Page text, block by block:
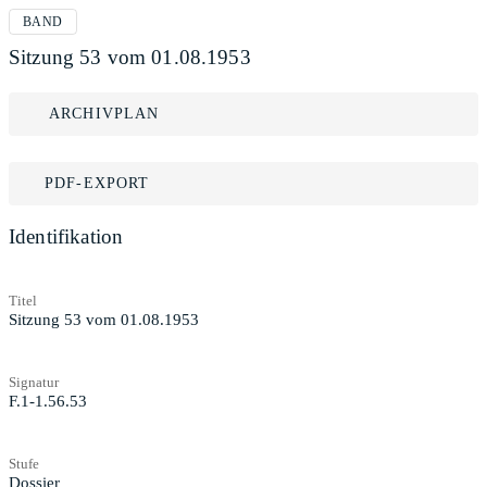
BAND
Sitzung 53 vom 01.08.1953
ARCHIVPLAN
PDF-EXPORT
Identifikation
Titel
Sitzung 53 vom 01.08.1953
Signatur
F.1-1.56.53
Stufe
Dossier